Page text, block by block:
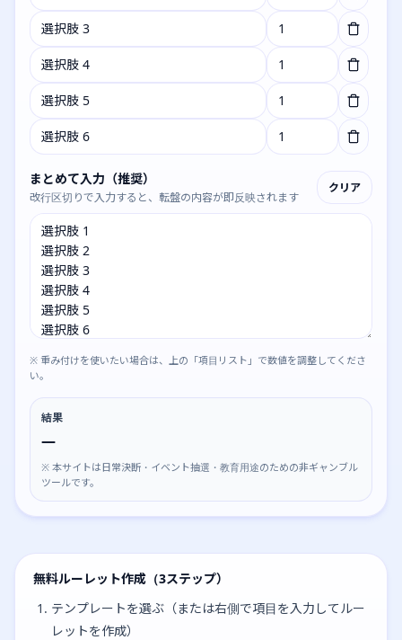
まとめて入力（推奨）
改行区切りで入力すると、転盤の内容が即反映されます
クリア
※ 重み付けを使いたい場合は、上の「項目リスト」で数値を調整してくださ
い。
結果
—
※ 本サイトは日常決断・イベント抽選・教育用途のための非ギャンブル
ツールです。
無料ルーレット作成（3ステップ）
テンプレートを選ぶ（または右側で項目を入力してルー
レットを作成）